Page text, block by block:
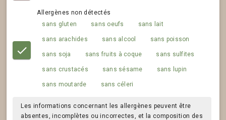
Allergènes non détectés
sans gluten
sans oeufs sans lait
sans arachides sans alcool sans poisson
sans soja sans fruits à coque sans sulfites
sans crustacés sans sésame sans lupin
sans moutarde sans céleri
Les informations concernant les allergènes peuvent être
absentes, incomplètes ou incorrectes, et la composition des